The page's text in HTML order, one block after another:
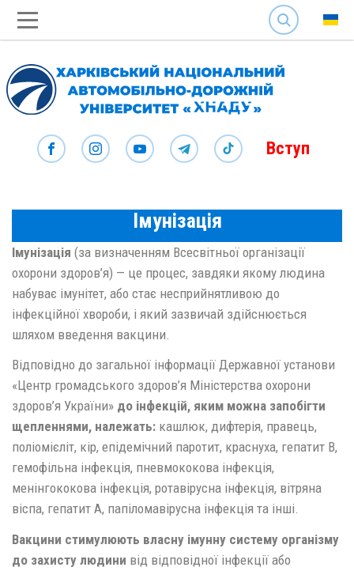
SEARCH
Вступ
Імунізація
Імунізація (за визначенням Всесвітньої організації
охорони здоров’я) — це процес, завдяки якому людина
набуває імунітет, або стає несприйнятливою до
інфекційної хвороби, і який зазвичай здійснюється
шляхом введення вакцини.
Відповідно до загальної інформації Державної установи
«Центр громадського здоров’я Міністерства охорони
здоров’я України» до інфекцій, яким можна запобігти
щепленнями, належать: кашлюк, дифтерія, правець,
поліомієліт, кір, епідемічний паротит, краснуха, гепатит B,
гемофільна інфекція, пневмококова інфекція,
менінгококова інфекція, ротавірусна інфекція, вітряна
віспа, гепатит A, папіломавірусна інфекція та інші.
Вакцини стимулюють власну імунну систему організму
до захисту людини від відповідної інфекції або